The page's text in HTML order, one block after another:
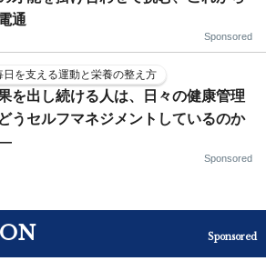
通
Sponsored
日を支える運動と栄養の整え方
を出し続ける人は、日々の健康管理
うセルフマネジメントしているのか
Sponsored
Sponsored